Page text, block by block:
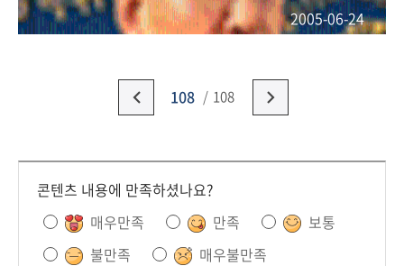
위
원
2005-06-24
108 108
콘텐츠 내용에 만족하셨나요?
매우만족
만족
보통
불만족
매우불만족